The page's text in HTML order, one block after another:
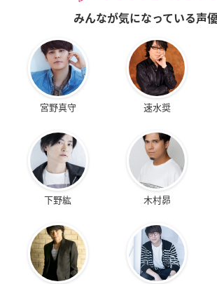
みんなが気になっている声
宮野真守 速水奨
下野紘 木村昴